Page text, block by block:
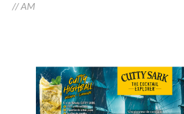
// AM